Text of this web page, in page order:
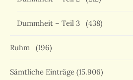
Dummheit – Teil 3 (438)
Ruhm (196)
Sämtliche Einträge (15.906)